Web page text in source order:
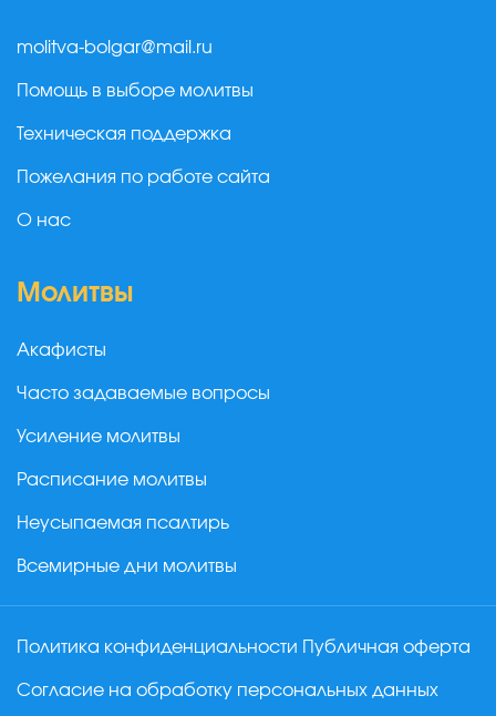
molitva-bolgar@mail.ru
Помощь в выборе молитвы
Техническая поддержка
Пожелания по работе сайта
О нас
Молитвы
Акафисты
Часто задаваемые вопросы
Усиление молитвы
Расписание молитвы
Неусыпаемая псалтирь
Всемирные дни молитвы
Политика конфиденциальности Публичная оферта
Согласие на обработку персональных данных